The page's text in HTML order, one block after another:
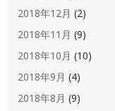
2018年12月 (2)
2018年11月 (9)
2018年10月 (10)
2018年9月 (4)
2018年8月 (9)